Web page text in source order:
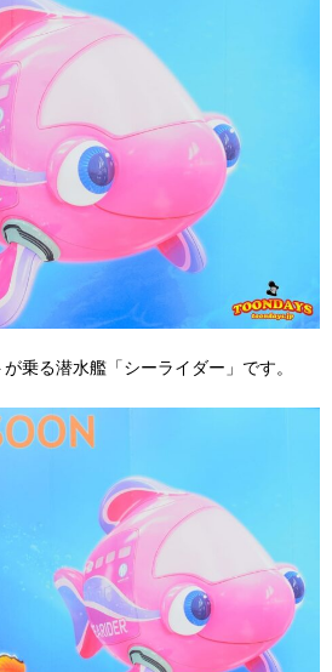
乗る潜水艦「シーライダー」です。